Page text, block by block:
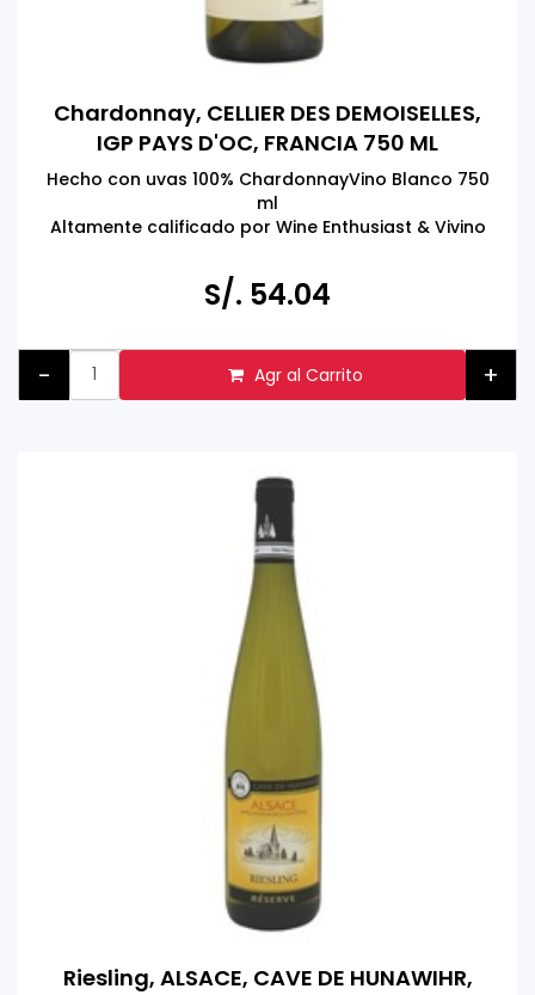
Chardonnay, CELLIER DES DEMOISELLES,
IGP PAYS D'OC, FRANCIA 750 ML
Hecho con uvas 100% ChardonnayVino Blanco 750
ml
Altamente calificado por Wine Enthusiast & Vivino
Tomar bebidas alcohólicas en exceso es dañino
Prohibida su venta a menores de 18 años
S/. 54.04
- Agr al Carrito +
Riesling, ALSACE, CAVE DE HUNAWIHR,